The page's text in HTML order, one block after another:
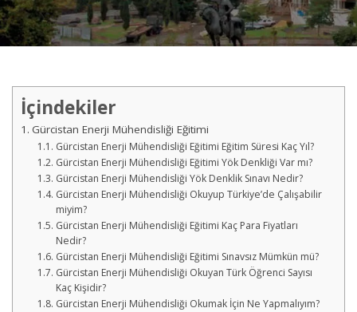
İçindekiler
Gürcistan Enerji Mühendisliği Eğitimi
Gürcistan Enerji Mühendisliği Eğitimi Eğitim Süresi Kaç Yıl?
Gürcistan Enerji Mühendisliği Eğitimi Yök Denkliği Var mı?
Gürcistan Enerji Mühendisliği Yök Denklik Sınavı Nedir?
Gürcistan Enerji Mühendisliği Okuyup Türkiye’de Çalışabilir
miyim?
Gürcistan Enerji Mühendisliği Eğitimi Kaç Para Fiyatları
Nedir?
Gürcistan Enerji Mühendisliği Eğitimi Sınavsız Mümkün mü?
Gürcistan Enerji Mühendisliği Okuyan Türk Öğrenci Sayısı
Kaç Kişidir?
Gürcistan Enerji Mühendisliği Okumak İçin Ne Yapmalıyım?